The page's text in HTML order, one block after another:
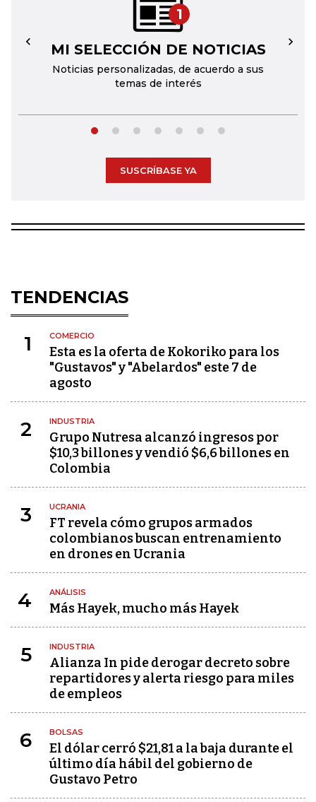
1
MI SELECCIÓN DE NOTICIAS
Noticias personalizadas, de acuerdo a sus
temas de interés
← →
SUSCRÍBASE YA
TENDENCIAS
1 COMERCIO
Esta es la oferta de Kokoriko para los
"Gustavos" y "Abelardos" este 7 de
agosto
2 INDUSTRIA
Grupo Nutresa alcanzó ingresos por
$10,3 billones y vendió $6,6 billones en
Colombia
3 UCRANIA
FT revela cómo grupos armados
colombianos buscan entrenamiento
en drones en Ucrania
4 ANÁLISIS
Más Hayek, mucho más Hayek
5 INDUSTRIA
Alianza In pide derogar decreto sobre
repartidores y alerta riesgo para miles
de empleos
6 BOLSAS
El dólar cerró $21,81 a la baja durante el
último día hábil del gobierno de
Gustavo Petro